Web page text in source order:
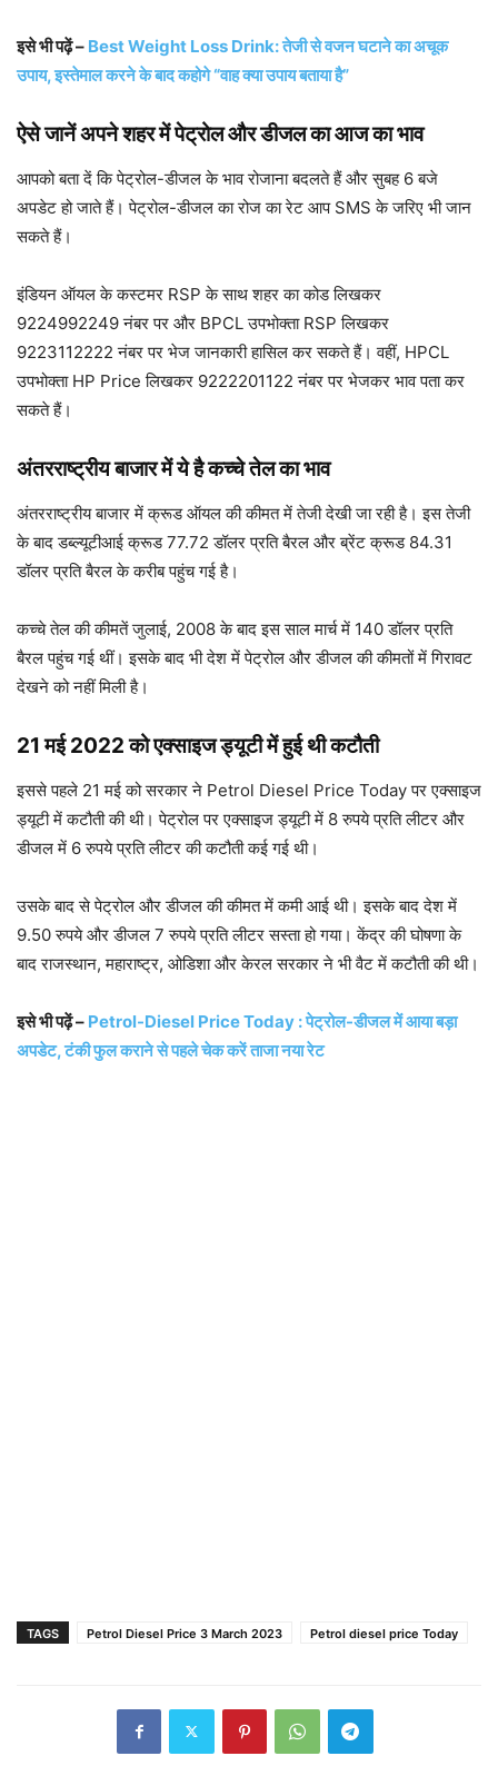
इसे भी पढ़ें – Best Weight Loss Drink: तेजी से वजन घटाने का अचूक
उपाय, इस्तेमाल करने के बाद कहोगे “वाह क्या उपाय बताया है”
ऐसे जानें अपने शहर में पेट्रोल और डीजल का आज का भाव
आपको बता दें कि पेट्रोल-डीजल के भाव रोजाना बदलते हैं और सुबह 6 बजे
अपडेट हो जाते हैं। पेट्रोल-डीजल का रोज का रेट आप SMS के जरिए भी जान
सकते हैं।
इंडियन ऑयल के कस्टमर RSP के साथ शहर का कोड लिखकर
9224992249 नंबर पर और BPCL उपभोक्ता RSP लिखकर
9223112222 नंबर पर भेज जानकारी हासिल कर सकते हैं। वहीं, HPCL
उपभोक्ता HP Price लिखकर 9222201122 नंबर पर भेजकर भाव पता कर
सकते हैं।
अंतरराष्ट्रीय बाजार में ये है कच्चे तेल का भाव
अंतरराष्ट्रीय बाजार में क्रूड ऑयल की कीमत में तेजी देखी जा रही है। इस तेजी
के बाद डब्‍ल्‍यूटीआई क्रूड 77.72 डॉलर प्रत‍ि बैरल और ब्रेंट क्रूड 84.31
डॉलर प्रत‍ि बैरल के करीब पहुंच गई है।
कच्चे तेल की कीमतें जुलाई, 2008 के बाद इस साल मार्च में 140 डॉलर प्रति
बैरल पहुंच गई थीं। इसके बाद भी देश में पेट्रोल और डीजल की कीमतों में गिरावट
देखने को नहीं मिली है।
21 मई 2022 को एक्साइज ड्यूटी में हुई थी कटौती
इससे पहले 21 मई को सरकार ने Petrol Diesel Price Today पर एक्साइज
ड्यूटी में कटौती की थी। पेट्रोल पर एक्साइज ड्यूटी में 8 रुपये प्रति लीटर और
डीजल में 6 रुपये प्रति लीटर की कटौती कई गई थी।
उसके बाद से पेट्रोल और डीजल की कीमत में कमी आई थी। इसके बाद देश में
9.50 रुपये और डीजल 7 रुपये प्रति लीटर सस्ता हो गया। केंद्र की घोषणा के
बाद राजस्थान, महाराष्ट्र, ओडिशा और केरल सरकार ने भी वैट में कटौती की थी।
इसे भी पढ़ें – Petrol-Diesel Price Today : पेट्रोल-डीजल में आया बड़ा
अपडेट, टंकी फुल कराने से पहले चेक करें ताजा नया रेट
TAGS Petrol Diesel Price 3 March 2023 Petrol diesel price Today